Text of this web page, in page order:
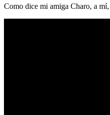
Como dice mi amiga Charo, a